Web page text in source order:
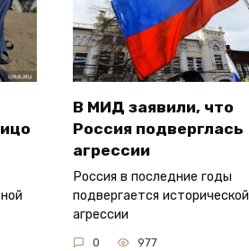
В МИД заявили, что
Россия подверглась
агрессии
Россия в последние годы
подвергается исторической
агрессии
0 977